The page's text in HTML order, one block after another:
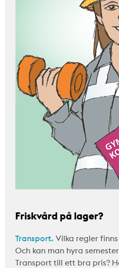
Friskvård på lager?
Transport. Vilka regler
Och kan man hyra
Transport till ett bra pris?